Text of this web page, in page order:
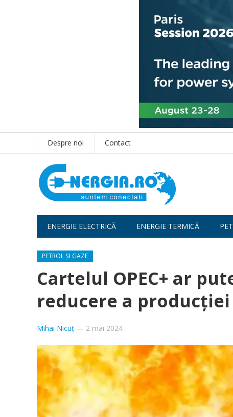
Despre noi Contact
ENERGIE ELECTRICĂ ENERGIE TERMICĂ
PETROL ȘI GAZE
Cartelul OPEC+ ar
reducere a
Mihai Nicuț — 2 mai 2024